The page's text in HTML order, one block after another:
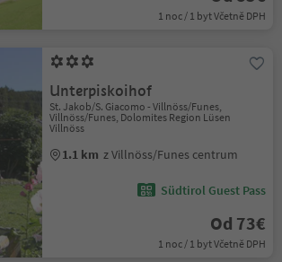
1 noc / 1 byt Včetně DPH
Unterpiskoihof
St. Jakob/S. Giacomo - Villnöss/Funes,
Villnöss/Funes, Dolomites Region Lüsen
Villnöss
1.1 km z Villnöss/Funes centrum
Südtirol Guest Pass
Od 73€
1 noc / 1 byt Včetně DPH